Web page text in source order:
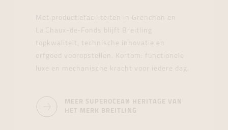
Met productiefaciliteiten in Grenchen en
La Chaux-de‑Fonds blijft Breitling
topkwaliteit, technische innovatie en
erfgoed vooropstellen. Kortom: functionele
luxe en mechanische kracht voor iedere dag.
MEER SUPEROCEAN HERITAGE VAN
HET MERK BREITLING